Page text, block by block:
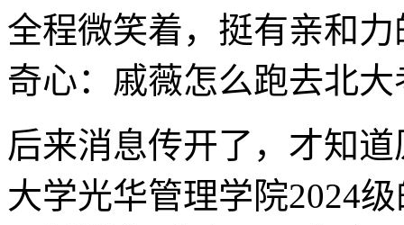
全程微笑着，挺有亲和
奇心：戚薇怎么跑去北
后来消息传开了，才知
大学光华管理学院2024